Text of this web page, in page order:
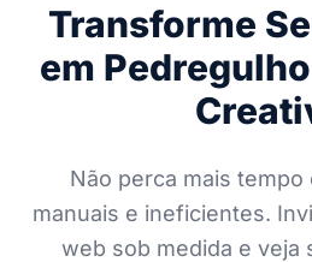
Transforme
em
Não perca mais
manuais e ineficientes.
web sob medida e veja